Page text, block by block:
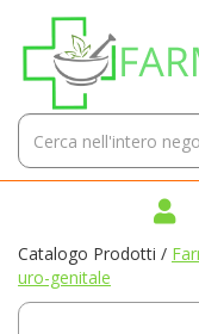
contenuto
principale
Farmacia
Carlo
Alberto
Cerca
Prodotto
Catalogo Prodotti /
uro-genitale